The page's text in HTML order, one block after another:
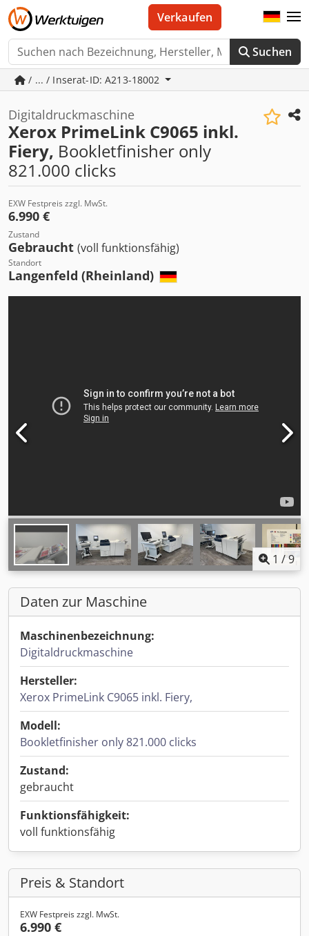
Suchen
Verkaufen
/ ... / Inserat-ID: A213-18002
Digitaldruckmaschine
Xerox PrimeLink C9065 inkl.
Fiery, Bookletfinisher only
821.000 clicks
EXW Festpreis zzgl. MwSt.
6.990 €
Zustand
Gebraucht (voll funktionsfähig)
Standort
Langenfeld (Rheinland)
1 /9
Daten zur Maschine
Maschinenbezeichnung:
Digitaldruckmaschine
Hersteller:
Xerox PrimeLink C9065 inkl. Fiery,
Modell:
Bookletfinisher only 821.000 clicks
Zustand:
gebraucht
Funktionsfähigkeit:
voll funktionsfähig
Preis & Standort
EXW Festpreis zzgl. MwSt.
6.990 €